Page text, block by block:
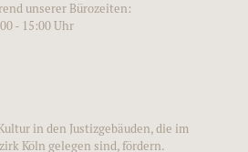
unserer Bürozeiten:
- 15:00 Uhr
in den Justizgebäuden, die im
Köln gelegen sind, fördern.